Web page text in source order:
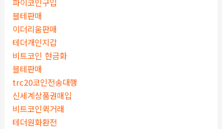
파이코인구입
블테판매
이더리움판매
테더개인지갑
비트코인 현금화
블테판매
trc20코인전송대행
신세계상품권매입
비트코인퀵거래
테더원화환전